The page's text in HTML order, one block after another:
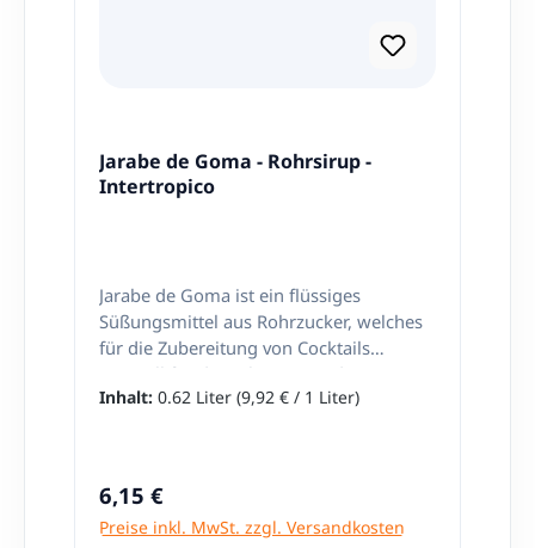
Jarabe de Goma - Rohrsirup -
Intertropico
Jarabe de Goma ist ein flüssiges
Süßungsmittel aus Rohrzucker, welches
für die Zubereitung von Cocktails
(speziell für die Zubereitung des
traditionellen Pisco Sour) verwendet
Peru
Inhalt: 0.62 Liter (9,92 € / 1 Liter)
Regulärer Preis:
6,15 €
Preise inkl. MwSt. zzgl. Versandkosten